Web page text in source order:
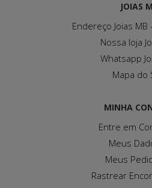
JOIAS
Endereço Joias
Nossa loja
Whatsapp
Mapa do
MINHA
Entre em
Meus
Meus
Rastrear